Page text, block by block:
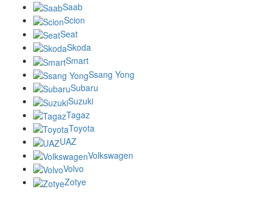
Saab
Scion
Seat
Skoda
Smart
Ssang Yong
Subaru
Suzuki
Tagaz
Toyota
UAZ
Volkswagen
Volvo
Zotye